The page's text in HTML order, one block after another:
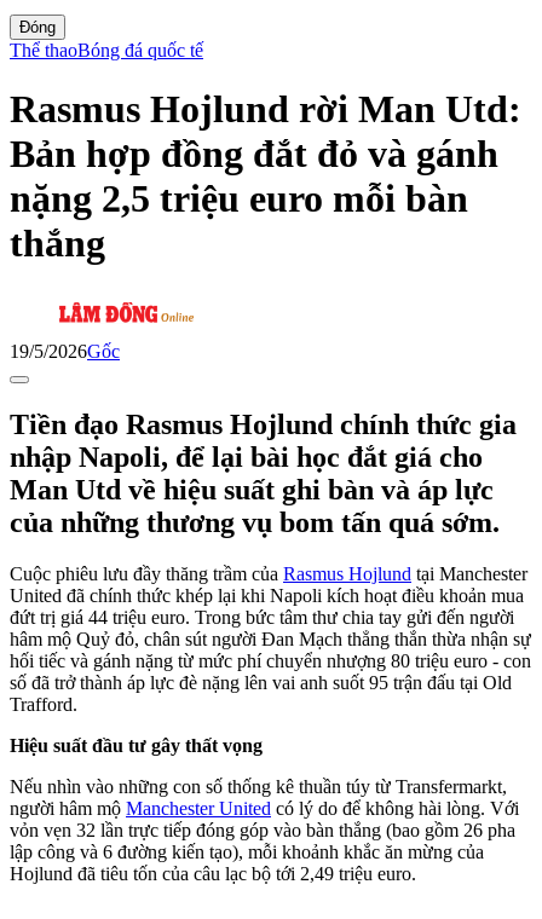
Đóng
Thể thaoBóng đá quốc tế
Rasmus Hojlund rời Man Utd:
Bản hợp đồng đắt đỏ và gánh
nặng 2,5 triệu euro mỗi bàn
thắng
19/5/2026Gốc
Tiền đạo Rasmus Hojlund chính thức gia
nhập Napoli, để lại bài học đắt giá cho
Man Utd về hiệu suất ghi bàn và áp lực
của những thương vụ bom tấn quá sớm.
Cuộc phiêu lưu đầy thăng trầm của Rasmus Hojlund tại Manchester
United đã chính thức khép lại khi Napoli kích hoạt điều khoản mua
đứt trị giá 44 triệu euro. Trong bức tâm thư chia tay gửi đến người
hâm mộ Quỷ đỏ, chân sút người Đan Mạch thẳng thắn thừa nhận sự
hối tiếc và gánh nặng từ mức phí chuyển nhượng 80 triệu euro - con
số đã trở thành áp lực đè nặng lên vai anh suốt 95 trận đấu tại Old
Trafford.
Hiệu suất đầu tư gây thất vọng
Nếu nhìn vào những con số thống kê thuần túy từ Transfermarkt,
người hâm mộ Manchester United có lý do để không hài lòng. Với
vỏn vẹn 32 lần trực tiếp đóng góp vào bàn thắng (bao gồm 26 pha
lập công và 6 đường kiến tạo), mỗi khoảnh khắc ăn mừng của
Hojlund đã tiêu tốn của câu lạc bộ tới 2,49 triệu euro.